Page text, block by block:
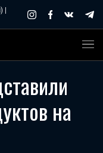
на